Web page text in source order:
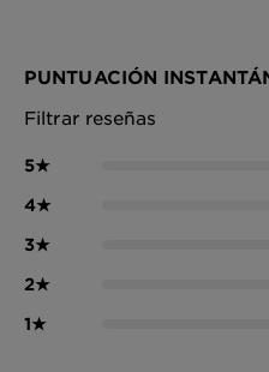
PUNTUACIÓN
Filtrar reseñas
5★
4★
3★
2★
1★